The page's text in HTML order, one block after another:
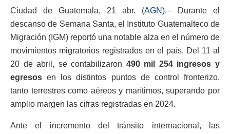
Ciudad de Guatemala, 21 abr. (AGN).– Durante el
descanso de Semana Santa, el Instituto Guatemalteco de
Migración (IGM) reportó una notable alza en el número de
movimientos migratorios registrados en el país. Del 11 al
20 de abril, se contabilizaron 490 mil 254 ingresos y
egresos en los distintos puntos de control fronterizo,
tanto terrestres como aéreos y marítimos, superando por
amplio margen las cifras registradas en 2024.
Ante el incremento del tránsito internacional, las